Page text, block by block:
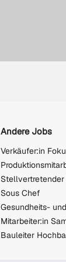
Andere Jobs
Verkäufer:in
Sous Chef
Mitarbeiter:in